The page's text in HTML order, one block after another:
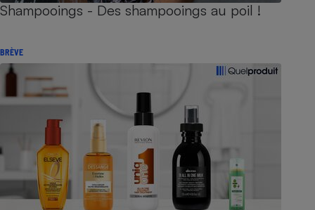
Shampooings - Des shampooings au poil !
BRÈVE